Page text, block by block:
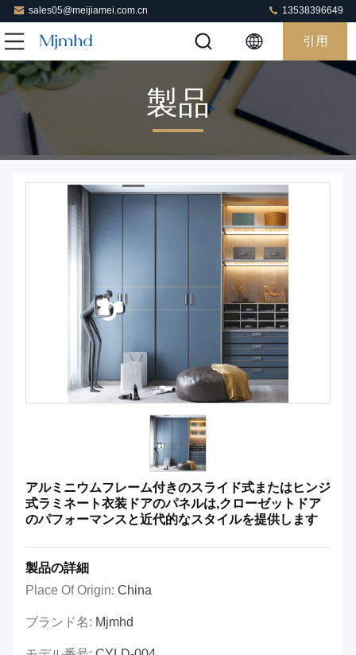
sales05@meijiamei.com.cn 13538396649
引用
製品
アルミニウムフレーム付きのスライド式またはヒンジ
式ラミネート衣装ドアのパネルは,クローゼットドア
のパフォーマンスと近代的なスタイルを提供します
製品の詳細
Place Of Origin: China
ブランド名: Mjmhd